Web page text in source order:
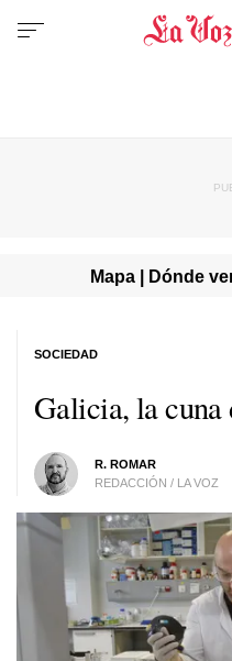
Mapa | Dónde
Galicia, la cuna
R. ROMAR
REDACCIÓN / LA VOZ
SOCIEDAD